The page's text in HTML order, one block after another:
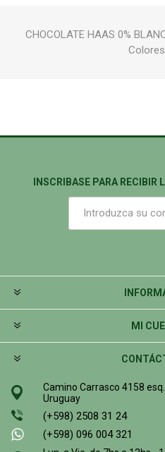
CHOCOLATE HAAS 0%
INSCRIBASE PARA
MI
Camino Carrasco 4158
Uruguay
(+598) 2508 31 24
(+598) 096 004 321